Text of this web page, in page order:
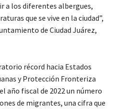
a los diferentes albergues,
que se vive en la ciudad”,
de Ciudad Juárez,
récord hacia Estados
y Protección Fronteriza
año fiscal de 2022 un número
de migrantes, una cifra que